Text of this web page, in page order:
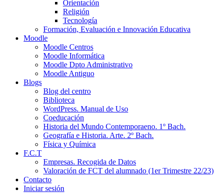
Orientación
Religión
Tecnología
Formación, Evaluación e Innovación Educativa
Moodle
Moodle Centros
Moodle Informática
Moodle Dpto Administrativo
Moodle Antiguo
Blogs
Blog del centro
Biblioteca
WordPress. Manual de Uso
Coeducación
Historia del Mundo Contemporaeno. 1º Bach.
Geografía e Historia. Arte. 2º Bach.
Física y Química
F.C.T
Empresas. Recogida de Datos
Valoración de FCT del alumnado (1er Trimestre 22/23)
Contacto
Iniciar sesión